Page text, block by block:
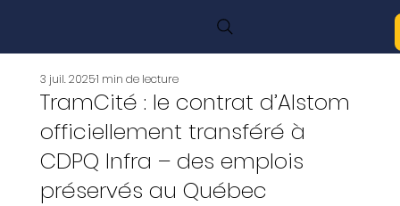
TramCité : le contrat d’Alstom
officiellement transféré à
CDPQ Infra – des emplois
préservés au Québec
3 juil. 20251 min de lecture